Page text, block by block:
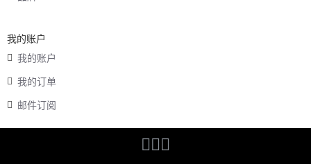
我的账户
我的账户
我的订单
邮件订阅